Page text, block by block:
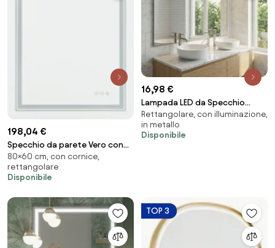
198,04 €
Specchio da parete Vero con
LED – 60x80 cm, argento
80×60 cm, con cornice,
rettangolare
Disponibile
16,98 €
Lampada LED da Specchio
50cm Nera 8W IP44 Tripla
Installazione Colore Bianco
Naturale 4.000K
Rettangolare, con illuminazione,
in metallo
Disponibile
TOP 3